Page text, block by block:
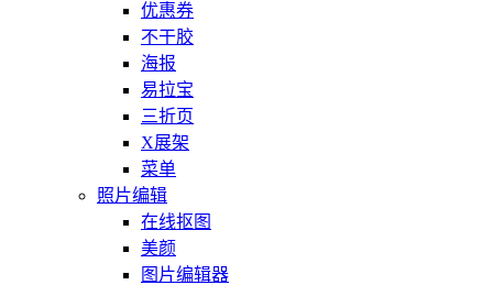
优惠券
不干胶
海报
易拉宝
三折页
X展架
菜单
照片编辑
在线抠图
美颜
图片编辑器